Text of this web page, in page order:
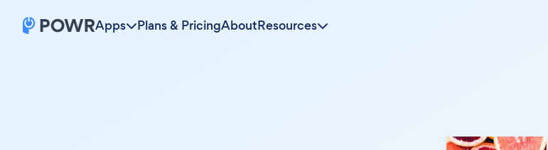
Apps Plans & PricingAboutResources